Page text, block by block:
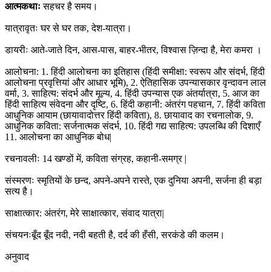
आत्मकथाःसहचर है समय।
यात्रावृतः घर से घर तक, देश-यात्रा।
डायरीः आते-जाते दिन, आस-पास, बाहर-भीतर, विश्वास ज़िन्दा है, मेरा कमरा ।
आलोचना: 1. हिंदी आलोचना का इतिहास (हिंदी समीक्षा: स्वरूप और संदर्भ, हिंदी
आलोचना प्रवृत्तियां और आधार भूमि), 2. ऐतिहासिक उपन्यासकार वृन्दावन लाल
वर्मा, 3. साहित्य: संदर्भ और मूल्य, 4. हिंदी उपन्यास एक अंतर्यात्रा, 5. आज का
हिंदी साहित्य संवेदना और दृष्टि, 6. हिंदी कहानी: अंतरंग पहचान, 7. हिंदी कविता
आधुनिक आयाम (छायावादोत्तर हिंदी कविता), 8. छायावाद का रचनालोक, 9.
आधुनिक कविता: सर्जनात्मक संदर्भ, 10. हिंदी गद्य साहित्य: उपलब्धि की दिशाएँ
11. आलोचना का आधुनिक बोध|
रचनावलीः 14 खण्डों में, कविता संग्रह, कहानी-समग्र |
संस्मरणः स्मृतियों के छन्द, अपने-अपने रास्ते, एक दुनिया अपनी, सर्जना ही बड़ा
सत्य है।
साक्षात्कार: अंतरंग, मेरे साक्षात्कार, संवाद यात्रा|
संचयनःबूँद बूँद नदी, नदी बहती है, दर्द की हँसी, सरकंडे की कलम।
अनुवाद